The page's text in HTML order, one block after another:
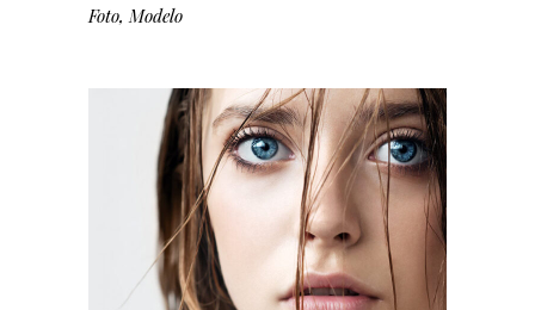
Foto Modelo